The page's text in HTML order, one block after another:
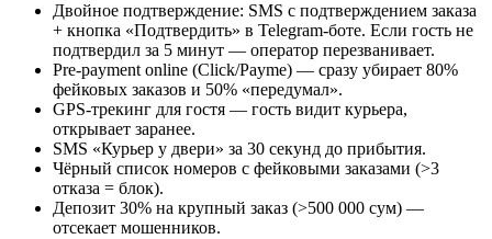
Двойное подтверждение: SMS с подтверждением заказа
+ кнопка «Подтвердить» в Telegram-боте. Если гость не
подтвердил за 5 минут — оператор перезванивает.
Pre-payment online (Click/Payme) — сразу убирает 80%
фейковых заказов и 50% «передумал».
GPS-трекинг для гостя — гость видит курьера,
открывает заранее.
SMS «Курьер у двери» за 30 секунд до прибытия.
Чёрный список номеров с фейковыми заказами (>3
отказа = блок).
Депозит 30% на крупный заказ (>500 000 сум) —
отсекает мошенников.